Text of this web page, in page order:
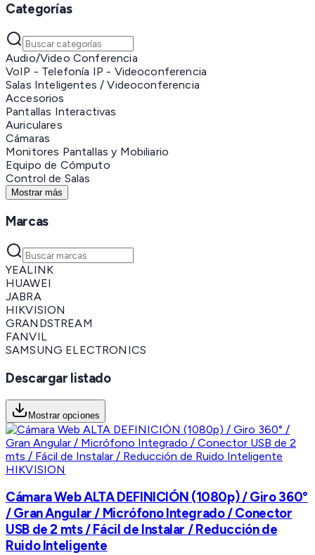
Categorías
Audio/Video Conferencia
VoIP - Telefonía IP - Videoconferencia
Salas Inteligentes / Videoconferencia
Accesorios
Pantallas Interactivas
Auriculares
Cámaras
Monitores Pantallas y Mobiliario
Equipo de Cómputo
Control de Salas
Mostrar más
Marcas
YEALINK
HUAWEI
JABRA
HIKVISION
GRANDSTREAM
FANVIL
SAMSUNG ELECTRONICS
Descargar listado
Mostrar opciones
HIKVISION
Cámara Web ALTA DEFINICIÓN (1080p) / Giro 360°
/ Gran Angular / Micrófono Integrado / Conector
USB de 2 mts / Fácil de Instalar / Reducción de
Ruido Inteligente